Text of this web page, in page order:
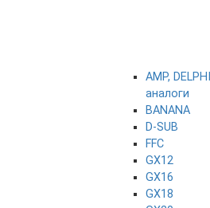
AMP,
аналоги
BANANA
D-SUB
FFC
GX12
GX16
GX18